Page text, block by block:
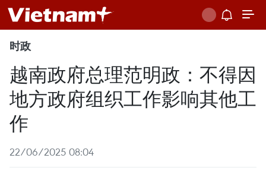
时政
越南政府总理范明政：不得因
地方政府组织工作影响其他工
作
22/06/2025 08:04